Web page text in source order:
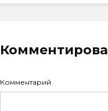
Комментарий